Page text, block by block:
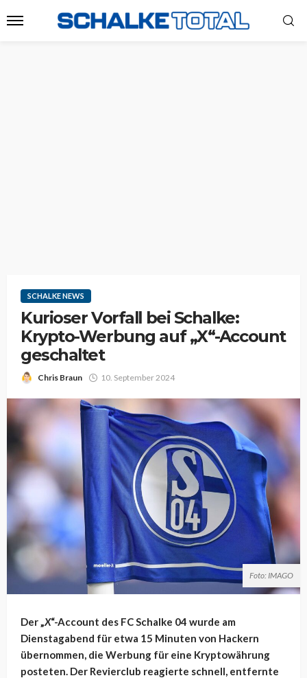
SCHALKE NEWS
Kurioser Vorfall bei Schalke:
Krypto-Werbung auf „X“-Account
geschaltet
Chris Braun 10. September 2024
Foto: IMAGO
Der „X“-Account des FC Schalke 04 wurde am
Dienstagabend für etwa 15 Minuten von Hackern
übernommen, die Werbung für eine Kryptowährung
posteten. Der Revierclub reagierte schnell, entfernte